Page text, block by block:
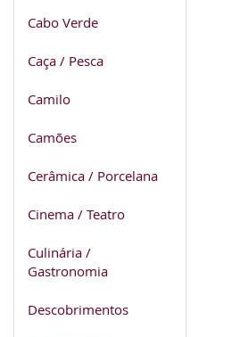
Cabo Verde
Caça / Pesca
Camilo
Camões
Cerâmica / Porcelana
Cinema / Teatro
Culinária /
Gastronomia
Descobrimentos